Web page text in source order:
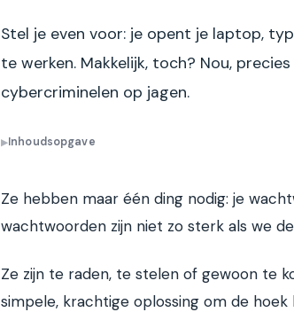
Stel je even voor: je opent je laptop,
te werken. Makkelijk, toch? Nou,
cybercriminelen op jagen.
▶Inhoudsopgave
Ze hebben maar één ding nodig: je
wachtwoorden zijn niet zo sterk als we
Ze zijn te raden, te stelen of gewoon te
simpele, krachtige oplossing om de